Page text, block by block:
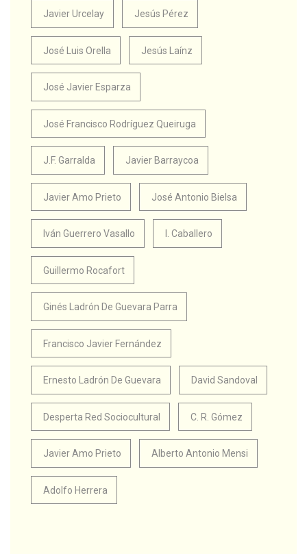
Javier Urcelay Jesús Pérez
José Luis Orella Jesús Laínz
José Javier Esparza
José Francisco Rodríguez Queiruga
J.F. Garralda Javier Barraycoa
Javier Amo Prieto José Antonio Bielsa
Iván Guerrero Vasallo I. Caballero
Guillermo Rocafort
Ginés Ladrón De Guevara Parra
Francisco Javier Fernández
Ernesto Ladrón De Guevara David Sandoval
Desperta Red Sociocultural C. R. Gómez
Javier Amo Prieto Alberto Antonio Mensi
Adolfo Herrera